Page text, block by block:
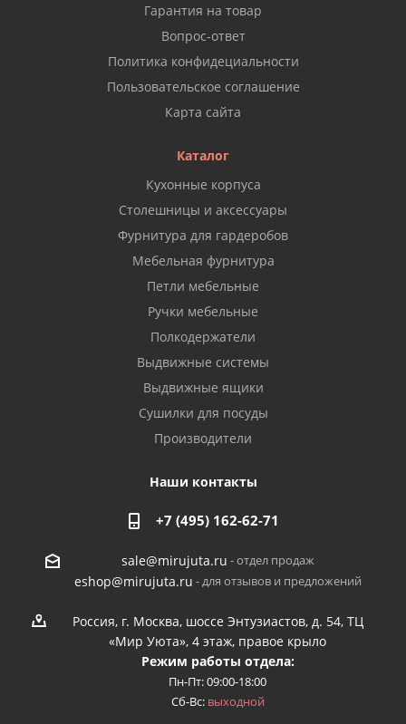
Гарантия на товар
Вопрос-ответ
Политика конфидециальности
Пользовательское соглашение
Карта сайта
Каталог
Кухонные корпуса
Столешницы и аксессуары
Фурнитура для гардеробов
Мебельная фурнитура
Петли мебельные
Ручки мебельные
Полкодержатели
Выдвижные системы
Выдвижные ящики
Сушилки для посуды
Производители
Наши контакты
+7 (495) 162-62-71
sale@mirujuta.ru - отдел продаж
eshop@mirujuta.ru - для отзывов и предложений
Россия, г. Москва, шоссе Энтузиастов, д. 54, ТЦ
«Мир Уюта», 4 этаж, правое крыло
Режим работы отдела:
Пн-Пт: 09:00-18:00
Сб-Вс: выходной